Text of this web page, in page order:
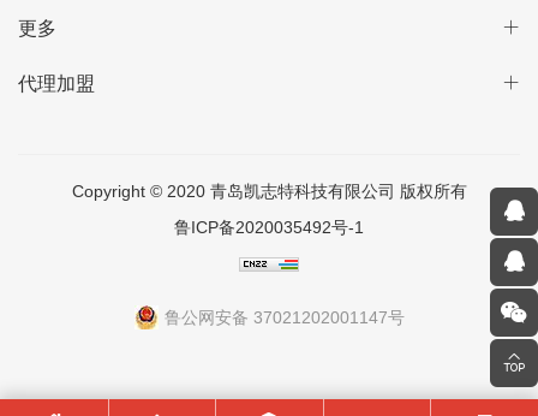
更多
代理加盟
Copyright © 2020 青岛凯志特科技有限公司 版权所有
鲁ICP备2020035492号-1
鲁公网安备 37021202001147号